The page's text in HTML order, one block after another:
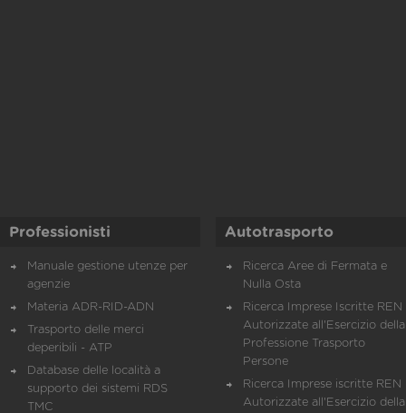
Professionisti
Manuale gestione utenze per
agenzie
Materia ADR-RID-ADN
Trasporto delle merci
deperibili - ATP
Database delle località a
supporto dei sistemi RDS
TMC
Autotrasporto
Ricerca Aree di Fermata e
Nulla Osta
Ricerca Imprese Iscritte REN
Autorizzate all'Esercizio della
Professione Trasporto
Persone
Ricerca Imprese iscritte REN
Autorizzate all'Esercizio della